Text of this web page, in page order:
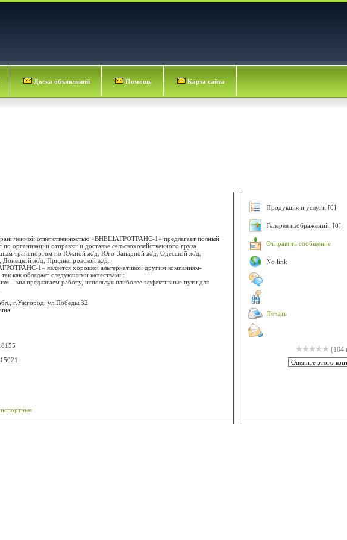
Доска объявлений Помощь Карта сайта
ответственностью «ВНЕШАГРОТРАНС-1» предлагает полный
по организации отправки и доставке сельскохозяйственного груза
транспортом по Южной ж/д, Юго-Западной ж/д, Одесской ж/д,
Донецкой ж/д, Приднепровской ж/д.
1» является хорошей альтернативой другим компаниям-
как обладает следующими качествами:
– мы предлагаем работу, используя наиболее эффективные пути для
г.Ужгород, ул.Победы,32
Продукция и услуги [0]
Галерея изображений [0]
Отправить сообщение
No link
Печать
(104